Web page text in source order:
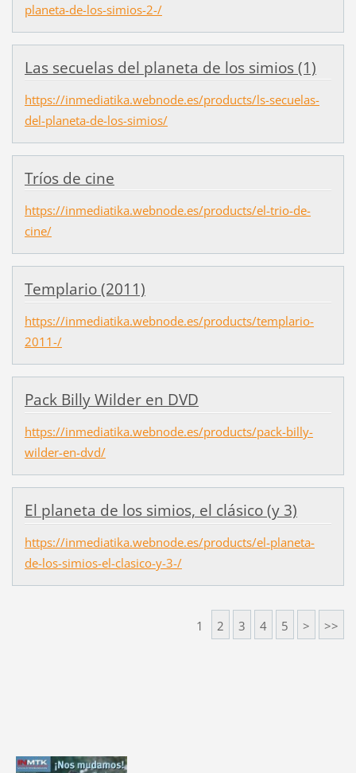
planeta-de-los-simios-2-/
Las secuelas del planeta de los simios (1)
https://inmediatika.webnode.es/products/ls-secuelas-
del-planeta-de-los-simios/
Tríos de cine
https://inmediatika.webnode.es/products/el-trio-de-
cine/
Templario (2011)
https://inmediatika.webnode.es/products/templario-
2011-/
Pack Billy Wilder en DVD
https://inmediatika.webnode.es/products/pack-billy-
wilder-en-dvd/
El planeta de los simios, el clásico (y 3)
https://inmediatika.webnode.es/products/el-planeta-
de-los-simios-el-clasico-y-3-/
1 2 3 4 5 > >>